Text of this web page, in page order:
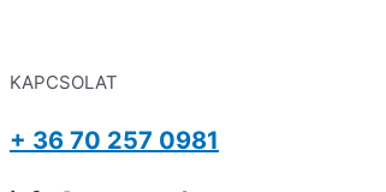
KAPCSOLAT
+ 36 70 257 0981